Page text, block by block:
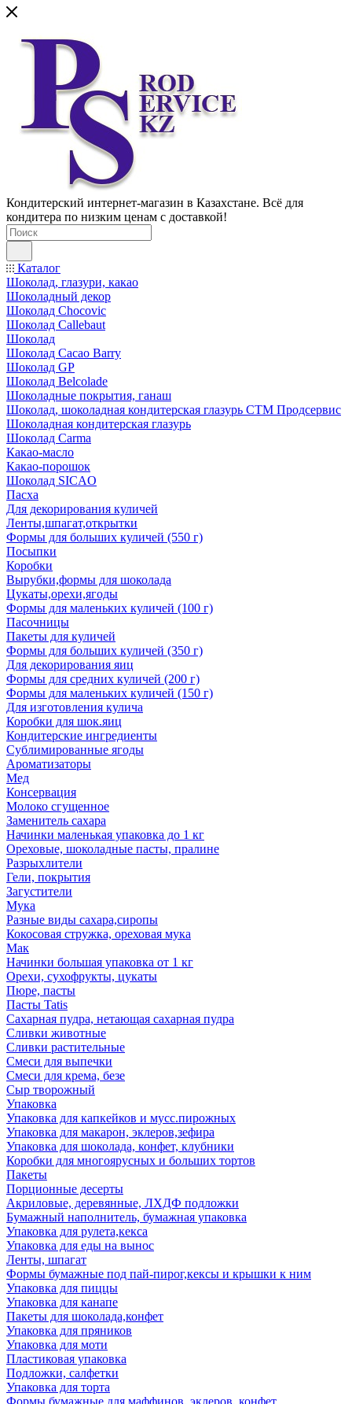
Кондитерский интернет-магазин в Казахстане. Всё для
кондитера по низким ценам с доставкой!
Каталог
Шоколад, глазури, какао
Шоколадный декор
Шоколад Chocovic
Шоколад Callebaut
Шоколад
Шоколад Cacao Barry
Шоколад GP
Шоколад Belcolade
Шоколадные покрытия, ганаш
Шоколад, шоколадная кондитерская глазурь СТМ Продсервис
Шоколадная кондитерская глазурь
Шоколад Carma
Какао-масло
Какао-порошок
Шоколад SICAO
Пасха
Для декорирования куличей
Ленты,шпагат,открытки
Формы для больших куличей (550 г)
Посыпки
Коробки
Вырубки,формы для шоколада
Цукаты,орехи,ягоды
Формы для маленьких куличей (100 г)
Пасочницы
Пакеты для куличей
Формы для больших куличей (350 г)
Для декорирования яиц
Формы для средних куличей (200 г)
Формы для маленьких куличей (150 г)
Для изготовления кулича
Коробки для шок.яиц
Кондитерские ингредиенты
Сублимированные ягоды
Ароматизаторы
Мед
Консервация
Молоко сгущенное
Заменитель сахара
Начинки маленькая упаковка до 1 кг
Ореховые, шоколадные пасты, пралине
Разрыхлители
Гели, покрытия
Загустители
Мука
Разные виды сахара,сиропы
Кокосовая стружка, ореховая мука
Мак
Начинки большая упаковка от 1 кг
Орехи, сухофрукты, цукаты
Пюре, пасты
Пасты Tatis
Сахарная пудра, нетающая сахарная пудра
Сливки животные
Сливки растительные
Смеси для выпечки
Смеси для крема, безе
Сыр творожный
Упаковка
Упаковка для капкейков и мусс.пирожных
Упаковка для макарон, эклеров,зефира
Упаковка для шоколада, конфет, клубники
Коробки для многоярусных и больших тортов
Пакеты
Порционные десерты
Акриловые, деревянные, ЛХДФ подложки
Бумажный наполнитель, бумажная упаковка
Упаковка для рулета,кекса
Упаковка для еды на вынос
Ленты, шпагат
Формы бумажные под пай-пирог,кексы и крышки к ним
Упаковка для пиццы
Упаковка для канапе
Пакеты для шоколада,конфет
Упаковка для пряников
Упаковка для моти
Пластиковая упаковка
Подложки, салфетки
Упаковка для торта
Формы бумажные для маффинов, эклеров, конфет